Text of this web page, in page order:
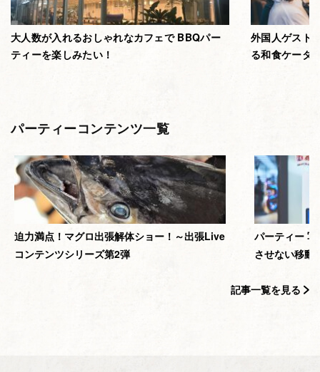
大人数が入れるおしゃれなカフェで BBQパー
ティーを楽しみたい！
外国人ゲスト
る和食ケータ
パーティーコンテンツ一覧
迫力満点！マグロ出張解体ショー！～出張Live
コンテンツシリーズ第2弾
パーティー
させない移動
記事一覧を見る